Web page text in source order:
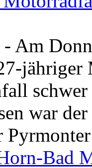
Am
jähriger
war
Bad